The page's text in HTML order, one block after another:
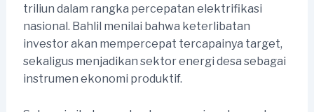
triliun dalam rangka percepatan elektrifikasi
nasional. Bahlil menilai bahwa keterlibatan
investor akan mempercepat tercapainya target,
sekaligus menjadikan sektor energi desa sebagai
instrumen ekonomi produktif.